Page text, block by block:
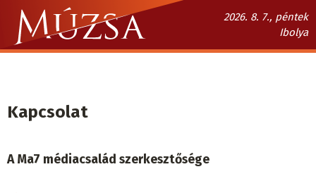
Ugrás
tartalomra
2026. 8. 7., péntek
Ibolya
Múzsa.sk
Kapcsolat
A Ma7 médiacsalád szerkesztősége